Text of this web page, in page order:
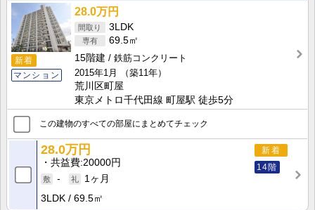
新着
マンション
28.0万円
3LDK
69.5㎡
15階建
鉄筋コンクリート
2015年1月
（築11年）
荒川区町屋
東京メトロ千代田線 町屋駅 徒歩5分
この建物のすべての部屋にまとめてチェック
新着
14階
28.0万円
共益費 20000円
-
1ヶ月
3LDK
69.5㎡